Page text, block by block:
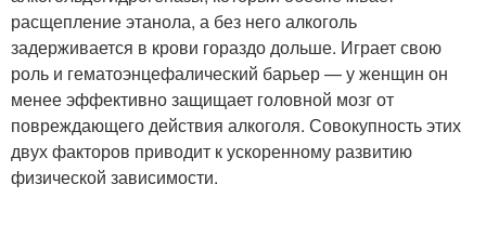
расщепление этанола, а без него алкоголь
задерживается в крови гораздо дольше. Играет свою
роль и гематоэнцефалический барьер — у женщин он
менее эффективно защищает головной мозг от
повреждающего действия алкоголя. Совокупность этих
двух факторов приводит к ускоренному развитию
физической зависимости.